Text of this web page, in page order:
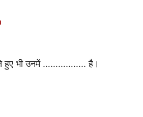
हुए भी उनमें …………….. है।